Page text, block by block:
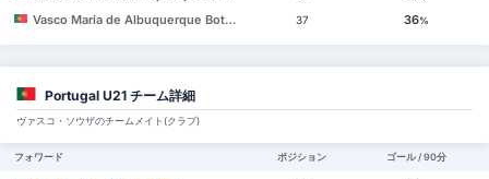
Vasco Maria de Albuquerque Botelho da Costa 37 36%
Portugal U21 チーム詳細
ヴァスコ・ソウザのチームメイト(クラブ)
フォワード ポジション ゴール / 90分